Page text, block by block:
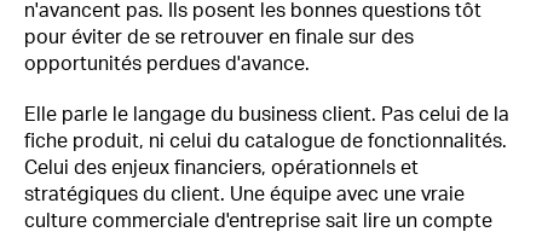
n'avancent pas. Ils posent les bonnes questions tôt
pour éviter de se retrouver en finale sur des
opportunités perdues d'avance.
Elle parle le langage du business client. Pas celui de la
fiche produit, ni celui du catalogue de fonctionnalités.
Celui des enjeux financiers, opérationnels et
stratégiques du client. Une équipe avec une vraie
culture commerciale d'entreprise sait lire un compte